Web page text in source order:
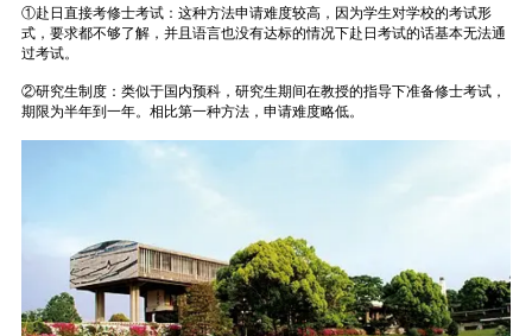
①赴日直接考修士考试：这种方法申请难度较高，因为学生对学校的考试形
式，要求都不够了解，并且语言也没有达标的情况下赴日考试的话基本无法通
过考试。
②研究生制度：类似于国内预科，研究生期间在教授的指导下准备修士考试，
期限为半年到一年。相比第一种方法，申请难度略低。